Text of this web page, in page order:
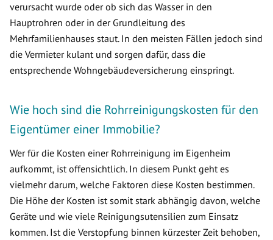
verursacht wurde oder ob sich das Wasser in den
Hauptrohren oder in der Grundleitung des
Mehrfamilienhauses staut. In den meisten Fällen jedoch sind
die Vermieter kulant und sorgen dafür, dass die
entsprechende Wohngebäudeversicherung einspringt.
Wie hoch sind die Rohrreinigungskosten für den
Eigentümer einer Immobilie?
Wer für die Kosten einer Rohrreinigung im Eigenheim
aufkommt, ist offensichtlich. In diesem Punkt geht es
vielmehr darum, welche Faktoren diese Kosten bestimmen.
Die Höhe der Kosten ist somit stark abhängig davon, welche
Geräte und wie viele Reinigungsutensilien zum Einsatz
kommen. Ist die Verstopfung binnen kürzester Zeit behoben,